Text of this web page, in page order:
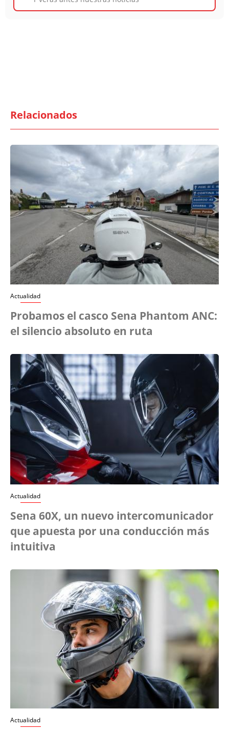
Relacionados
Actualidad
Probamos el casco Sena Phantom ANC:
el silencio absoluto en ruta
Actualidad
Sena 60X, un nuevo intercomunicador
que apuesta por una conducción más
intuitiva
Actualidad